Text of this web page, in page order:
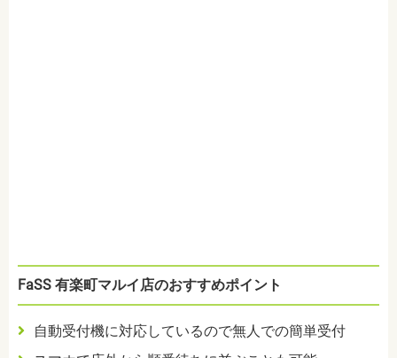
FaSS 有楽町マルイ店のおすすめポイント
自動受付機に対応しているので無人での簡単受付